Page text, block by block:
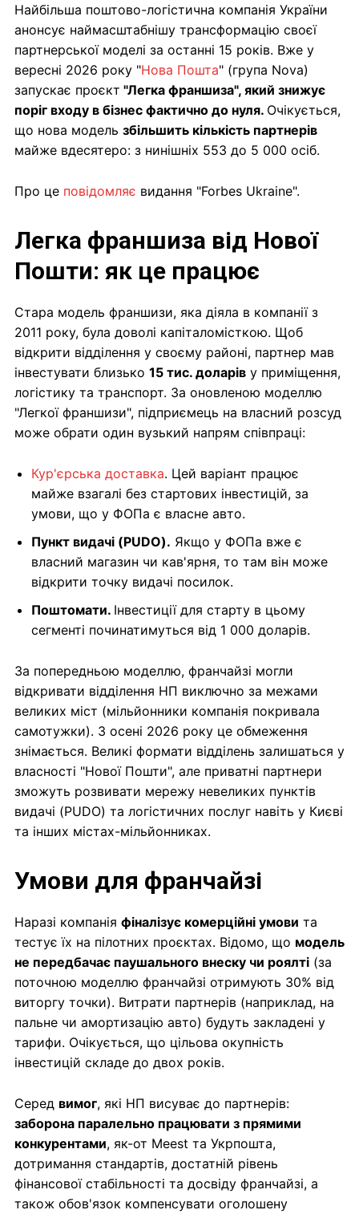
Найбільша поштово-логістична компанія України
анонсує наймасштабнішу трансформацію своєї
партнерської моделі за останні 15 років. Вже у
вересні 2026 року "Нова Пошта" (група Nova)
запускає проєкт "Легка франшиза", який знижує
поріг входу в бізнес фактично до нуля. Очікується,
що нова модель збільшить кількість партнерів
майже вдесятеро: з нинішніх 553 до 5 000 осіб.
Про це повідомляє видання "Forbes Ukraine".
Легка франшиза від Нової
Пошти: як це працює
Стара модель франшизи, яка діяла в компанії з
2011 року, була доволі капіталомісткою. Щоб
відкрити відділення у своєму районі, партнер мав
інвестувати близько 15 тис. доларів у приміщення,
логістику та транспорт. За оновленою моделлю
"Легкої франшизи", підприємець на власний розсуд
може обрати один вузький напрям співпраці:
Кур'єрська доставка. Цей варіант працює
майже взагалі без стартових інвестицій, за
умови, що у ФОПа є власне авто.
Пункт видачі (PUDO). Якщо у ФОПа вже є
власний магазин чи кав'ярня, то там він може
відкрити точку видачі посилок.
Поштомати. Інвестиції для старту в цьому
сегменті починатимуться від 1 000 доларів.
За попередньою моделлю, франчайзі могли
відкривати відділення НП виключно за межами
великих міст (мільйонники компанія покривала
самотужки). З осені 2026 року це обмеження
знімається. Великі формати відділень залишаться у
власності "Нової Пошти", але приватні партнери
зможуть розвивати мережу невеликих пунктів
видачі (PUDO) та логістичних послуг навіть у Києві
та інших містах-мільйонниках.
Умови для франчайзі
Наразі компанія фіналізує комерційні умови та
тестує їх на пілотних проєктах. Відомо, що модель
не передбачає паушального внеску чи роялті (за
поточною моделлю франчайзі отримують 30% від
виторгу точки). Витрати партнерів (наприклад, на
пальне чи амортизацію авто) будуть закладені у
тарифи. Очікується, що цільова окупність
інвестицій складе до двох років.
Серед вимог, які НП висуває до партнерів:
заборона паралельно працювати з прямими
конкурентами, як-от Meest та Укрпошта,
дотримання стандартів, достатній рівень
фінансової стабільності та досвіду франчайзі, а
також обов'язок компенсувати оголошену